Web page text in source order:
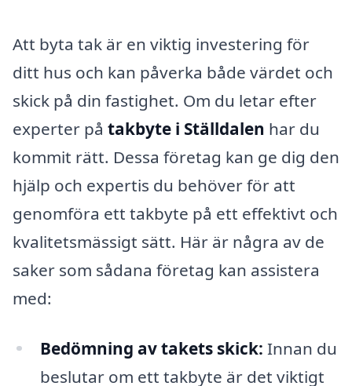
Att byta tak är en viktig investering för
ditt hus och kan påverka både värdet och
skick på din fastighet. Om du letar efter
experter på takbyte i Ställdalen har du
kommit rätt. Dessa företag kan ge dig den
hjälp och expertis du behöver för att
genomföra ett takbyte på ett effektivt och
kvalitetsmässigt sätt. Här är några av de
saker som sådana företag kan assistera
med:
Bedömning av takets skick: Innan du
beslutar om ett takbyte är det viktigt